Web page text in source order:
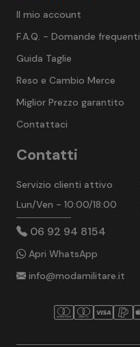
Il mio account
F.A.Q. - Domande frequenti
Guida Taglie
Reso e Cambio Merce
Miglior Prezzo garantito
Contattaci
Contatti
Servizio clienti attivo
Lun/Ven - 10:00/18:00
06 92 94 8154
Apri WhatsApp
info@modamilitare.it